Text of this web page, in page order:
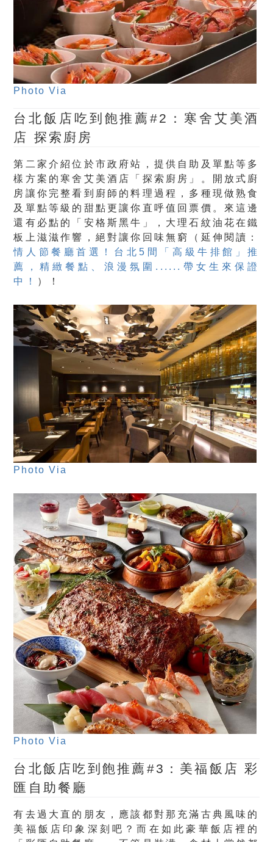
Photo Via
台北飯店吃到飽推薦#2：寒舍艾美酒
店 探索廚房
第二家介紹位於市政府站，提供自助及單點等多
樣方案的寒舍艾美酒店「探索廚房」。開放式廚
房讓你完整看到廚師的料理過程，多種現做熟食
及單點等級的甜點更讓你直呼值回票價。來這邊
還有必點的「安格斯黑牛」，大理石紋油花在鐵
板上滋滋作響，絕對讓你回味無窮（延伸閱讀：
情人節餐廳首選！台北5間「高級牛排館」推
薦，精緻餐點、浪漫氛圍......帶女生來保證
中！
）！
Photo Via
Photo Via
台北飯店吃到飽推薦#3：美福飯店 彩
匯自助餐廳
有去過大直的朋友，應該都對那充滿古典風味的
美福飯店印象深刻吧？而在如此豪華飯店裡的